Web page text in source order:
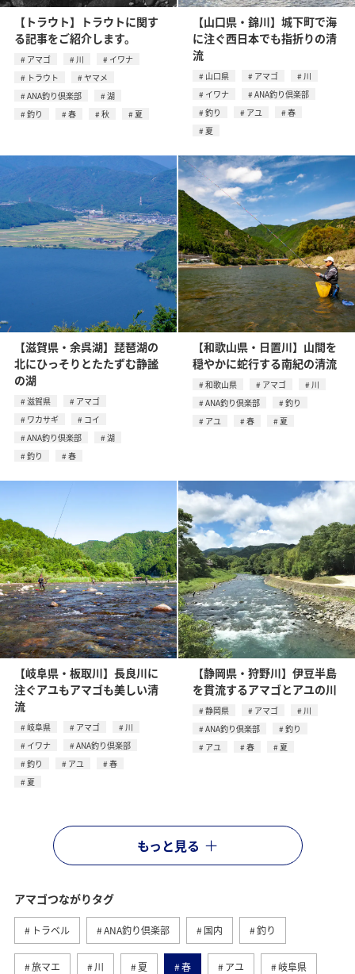
【トラウト】トラウトに関す
る記事をご紹介します。
アマゴ 川
イワナ
トラウト
ヤマメ
ANA釣り倶楽部
湖
釣り
春 秋 夏
【山口県・錦川】城下町で海
に注ぐ西日本でも指折りの清
流
山口県 アマゴ
川
イワナ
ANA釣り倶楽部
釣り
アユ
春
夏
【滋賀県・余呉湖】琵琶湖の
北にひっそりとたたずむ静謐
の湖
滋賀県
アマゴ
ワカサギ
コイ
ANA釣り倶楽部
湖
釣り
春
【和歌山県・日置川】山間を
穏やかに蛇行する南紀の清流
和歌山県 アマゴ
川
ANA釣り倶楽部
釣り
アユ
春 夏
【岐阜県・板取川】長良川に
注ぐアユもアマゴも美しい清
流
岐阜県 アマゴ
川
イワナ
ANA釣り倶楽部
釣り
アユ
春
夏
【静岡県・狩野川】伊豆半島
を貫流するアマゴとアユの川
静岡県 アマゴ
川
ANA釣り倶楽部
釣り
アユ
春 夏
もっと見る
アマゴつながりタグ
トラベル ANA釣り倶楽部 国内 釣り
旅マエ 川 夏 春 アユ 岐阜県